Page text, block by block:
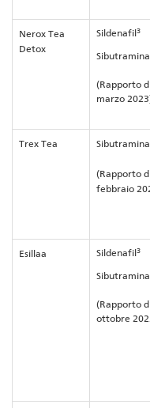
Nerox Tea
Detox
Sildenafil3
Sibutramina
(Rapporto
marzo
Trex Tea Sibutramina
(Rapporto
febbraio
Esillaa Sildenafil3
Sibutramina
(Rapporto
ottobre